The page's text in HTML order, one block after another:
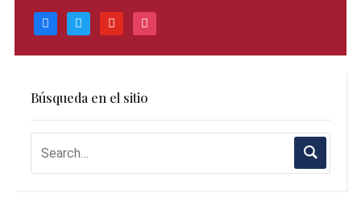
facebooktwitter youtube instagram
Búsqueda en el sitio